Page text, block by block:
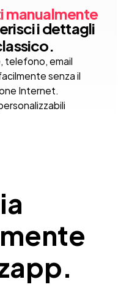
i dettagli
telefono, email
senza il
Internet.